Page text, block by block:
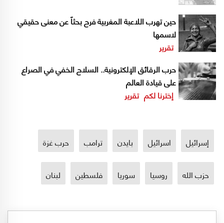
حين تهرب اللاعبة المغربية فرح بحثاً عن معنى حقيقي
لاسمها
تقرير
حرب الرقائق الإلكترونية.. السلاح الخفي في الصراع
على قيادة العالم
إخترنا لكم تقرير
إسرائيل اسرائيل بايدن ترامب حرب غزة
حزب الله روسيا سوريا فلسطين لبنان